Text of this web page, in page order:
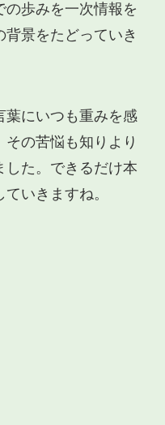
の歩みを一次情報を
景をたどっていき
葉にいつも重みを感
その苦悩も知りより
した。できるだけ本
いきますね。